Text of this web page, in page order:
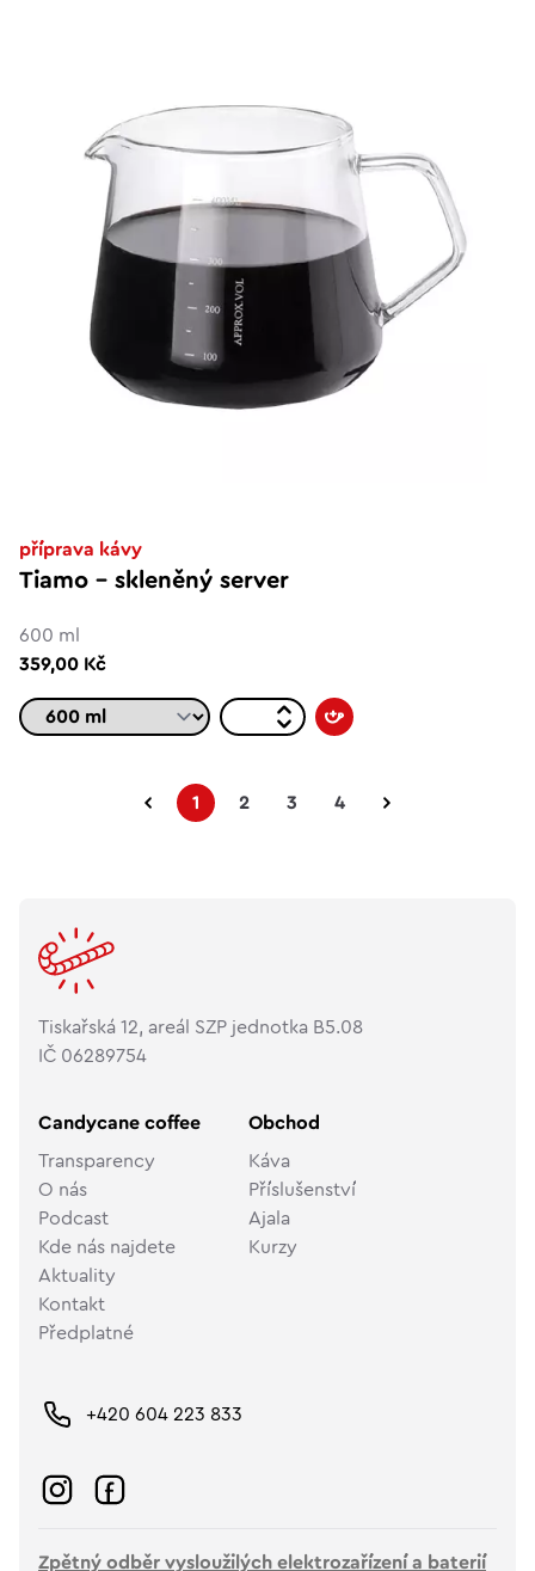
příprava kávy
Tiamo - skleněný server
600 ml
359,00 Kč
1 2 3 4
Tiskařská 12, areál SZP jednotka B5.08
IČ 06289754
Candycane coffee
Transparency
O nás
Podcast
Kde nás najdete
Aktuality
Kontakt
Předplatné
Obchod
Káva
Příslušenství
Ajala
Kurzy
+420 604 223 833
Zpětný odběr vysloužilých elektrozařízení a baterií